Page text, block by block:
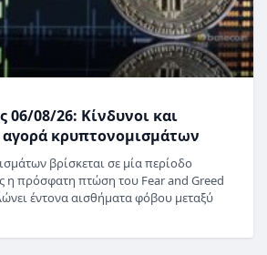
06/08/26: Κίνδυνοι και
αγορά κρυπτονομισμάτων
βρίσκεται σε μία περίοδο
η πρόσφατη πτώση του Fear and Greed
έντονα αισθήματα φόβου μεταξύ